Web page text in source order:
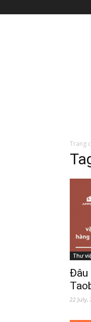
Trang
Thư
Đâu
22 July,